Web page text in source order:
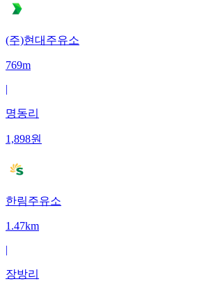
(주)현대주유소
769m
|
명동리
1,898원
한림주유소
1.47km
|
장방리